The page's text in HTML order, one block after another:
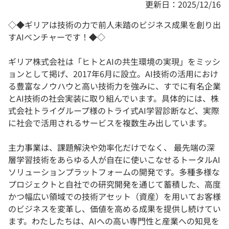
更新日：2025/12/16
◇◆ギリアは技術の力で前人未踏のビジネス成果を創り出
すAIベンチャーです！◆◇
ギリア株式会社は「ヒトとAIの共生環境の実現」をミッシ
ョンとして掲げ、2017年6月に設立。AI技術の活用におけ
る豊富なノウハウと高い技術力を強みに、すでに有名企業
とAI技術の社会実装に取り組んでいます。具体的には、株
式会社トライグループ様のトライ式AI学習診断など、実際
に社会で活用されるサービスを複数生み出しています。
主力事業は、課題解決や効率化だけでなく、 最先端の深
層学習技術をあらゆる人が自在に使いこなせるトータルAI
ソリューションプラットフォームの開発です。多種多様な
プロジェクトと自社での研究開発を通じて蓄積した、高度
かつ幅広い領域での技術アセット（資産）を用いてお客様
のビジネスを変革し、価値を高める成果を提供し続けてい
ます。わたしたちは、AIへの高い専門性と産業への知見を